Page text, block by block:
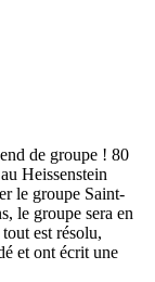
de groupe ! 80
Heissenstein
le groupe Saint-
le groupe sera en
est résolu,
et ont écrit une